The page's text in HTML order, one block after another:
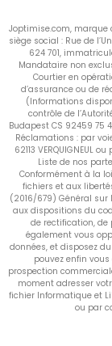
Joptimise.com, marque
siège social : Rue de
624 701,
Mandataire non
Courtier en
d’assurance ou de
(Informations
contrôle de
Budapest CS 92459 75
Réclamations : par
62113 VERQUIGNEUL
Liste de nos
Conformément à la
fichiers et aux
(2016/679) Général sur
aux dispositions du
de rectification, de
également vous
données, et disposez
pouvez enfin
prospection
moment adresser
fichier Informatique et
ou par